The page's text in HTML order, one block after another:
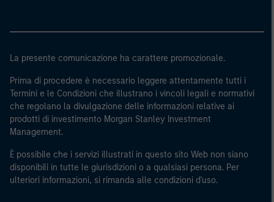
La presente comunicazione ha carattere promozionale.
Prima di procedere è necessario leggere attentamente tutti i
Termini e le Condizioni che illustrano i vincoli legali e normativi
che regolano la divulgazione delle informazioni relative ai
prodotti di investimento Morgan Stanley Investment
Management.
È possibile che i servizi illustrati in questo sito Web non siano
disponibili in tutte le giurisdizioni o a qualsiasi persona. Per
ulteriori informazioni, si rimanda alle condizioni d'uso.